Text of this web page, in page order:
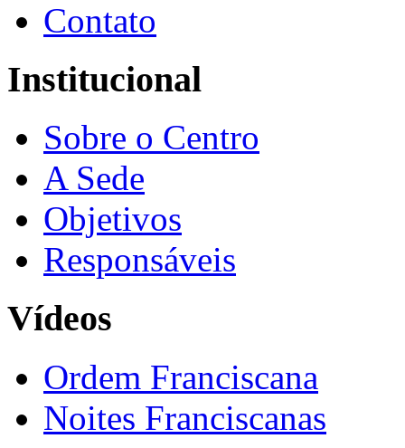
Contato
Institucional
Sobre o Centro
A Sede
Objetivos
Responsáveis
Vídeos
Ordem Franciscana
Noites Franciscanas